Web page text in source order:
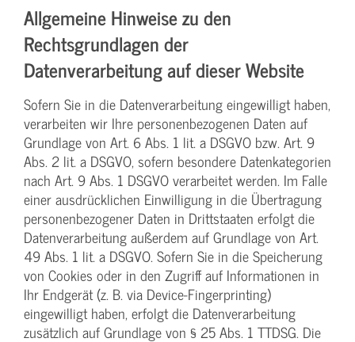
Allgemeine Hinweise zu den
Rechtsgrundlagen der
Datenverarbeitung auf dieser Website
Sofern Sie in die Datenverarbeitung eingewilligt haben,
verarbeiten wir Ihre personenbezogenen Daten auf
Grundlage von Art. 6 Abs. 1 lit. a DSGVO bzw. Art. 9
Abs. 2 lit. a DSGVO, sofern besondere Datenkategorien
nach Art. 9 Abs. 1 DSGVO verarbeitet werden. Im Falle
einer ausdrücklichen Einwilligung in die Übertragung
personenbezogener Daten in Drittstaaten erfolgt die
Datenverarbeitung außerdem auf Grundlage von Art.
49 Abs. 1 lit. a DSGVO. Sofern Sie in die Speicherung
von Cookies oder in den Zugriff auf Informationen in
Ihr Endgerät (z. B. via Device-Fingerprinting)
eingewilligt haben, erfolgt die Datenverarbeitung
zusätzlich auf Grundlage von § 25 Abs. 1 TTDSG. Die